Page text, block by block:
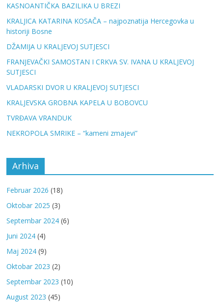
KASNOANTIČKA BAZILIKA U BREZI
KRALJICA KATARINA KOSAČA – najpoznatija Hercegovka u
historiji Bosne
DŽAMIJA U KRALJEVOJ SUTJESCI
FRANJEVAČKI SAMOSTAN I CRKVA SV. IVANA U KRALJEVOJ
SUTJESCI
VLADARSKI DVOR U KRALJEVOJ SUTJESCI
KRALJEVSKA GROBNA KAPELA U BOBOVCU
TVRĐAVA VRANDUK
NEKROPOLA SMRIKE – “kameni zmajevi”
Arhiva
Februar 2026 (18)
Oktobar 2025 (3)
Septembar 2024 (6)
Juni 2024 (4)
Maj 2024 (9)
Oktobar 2023 (2)
Septembar 2023 (10)
August 2023 (45)